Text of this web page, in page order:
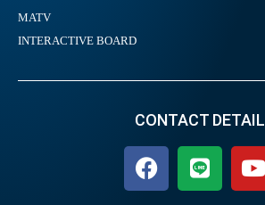
MATV
INTERACTIVE BOARD
CONTACT DETAIL